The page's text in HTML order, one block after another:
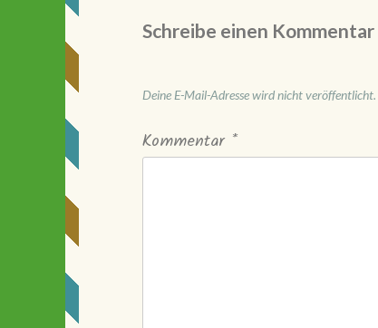
Schreibe einen Kommentar
Deine E-Mail-Adresse wird nicht veröffentlicht.
Kommentar *